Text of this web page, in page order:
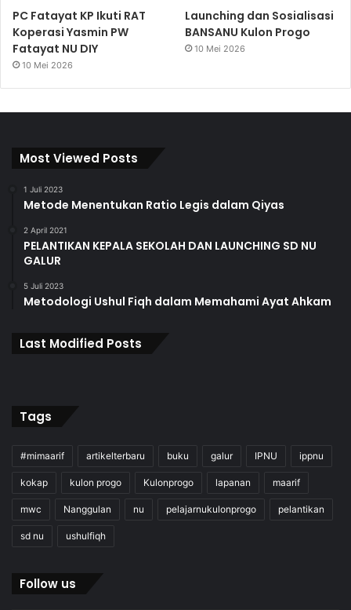
PC Fatayat KP Ikuti RAT
Koperasi Yasmin PW
Fatayat NU DIY
10 Mei 2026
Launching dan Sosialisasi
BANSANU Kulon Progo
10 Mei 2026
Most Viewed Posts
1 Juli 2023
Metode Menentukan Ratio Legis dalam Qiyas
2 April 2021
PELANTIKAN KEPALA SEKOLAH DAN LAUNCHING SD NU
GALUR
5 Juli 2023
Metodologi Ushul Fiqh dalam Memahami Ayat Ahkam
Last Modified Posts
Tags
#mimaarif artikelterbaru buku galur IPNU ippnu
kokap kulon progo Kulonprogo lapanan maarif
mwc Nanggulan nu pelajarnukulonprogo pelantikan
sd nu ushulfiqh
Follow us